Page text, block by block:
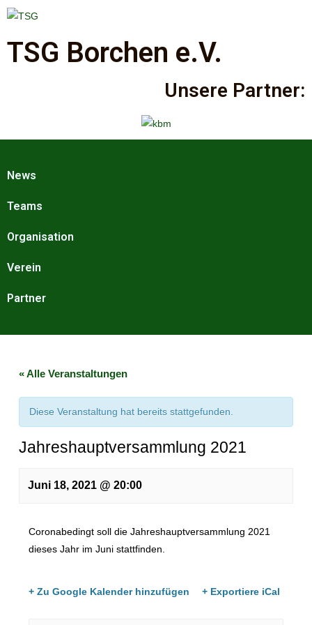
TSG Borchen e.V.
Unsere Partner:
News
Teams
Organisation
Verein
Partner
« Alle Veranstaltungen
Diese Veranstaltung hat bereits stattgefunden.
Jahreshauptversammlung 2021
Juni 18, 2021 @ 20:00
Coronabedingt soll die Jahreshauptversammlung 2021
dieses Jahr im Juni stattfinden.
+ Zu Google Kalender hinzufügen + Exportiere iCal